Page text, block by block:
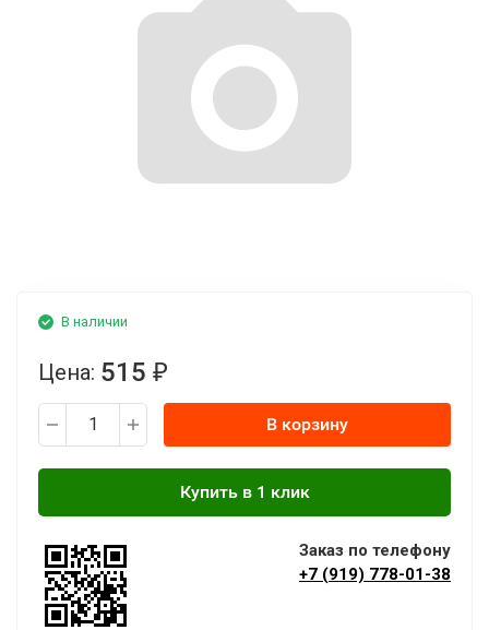
В наличии
Цена: 515 ₽
В корзину
Заказ по телефону
+7 (919) 778-01-38